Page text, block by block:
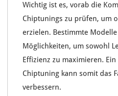
Wichtig ist es, vorab die
Chiptunings zu prüfen, um
erzielen. Bestimmte
Möglichkeiten, um sowohl
Effizienz zu maximieren.
Chiptuning kann somit das
verbessern.